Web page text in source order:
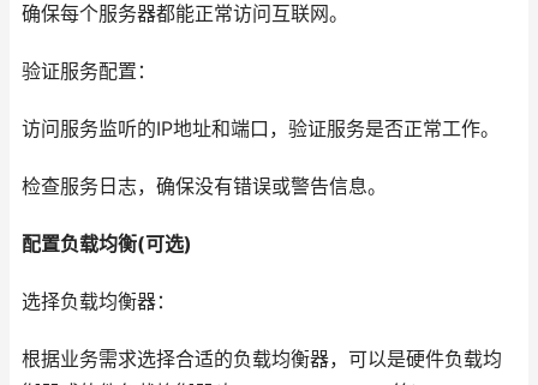
确保每个服务器都能正常访问互联网。
验证服务配置：
访问服务监听的IP地址和端口，验证服务是否正常工作。
检查服务日志，确保没有错误或警告信息。
配置负载均衡(可选)
选择负载均衡器：
根据业务需求选择合适的负载均衡器，可以是硬件负载均